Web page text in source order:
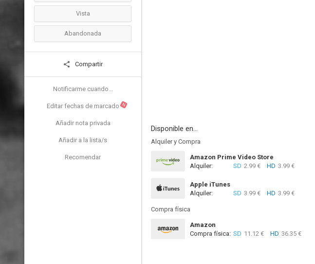
Vista
Abandonada
Compartir
Notificarme cuando...
Editar fechas de marcado N
Añadir nota privada
Añadir a la lista/s
Recomendar
Disponible en...
Alquiler y Compra
Amazon Prime Video Store
Alquiler:
SD 2.99 € HD 3.99 €
Apple iTunes
Alquiler:
SD 3.99 € HD 3.99 €
Compra física
Amazon
Compra física: SD 11.12 € HD 36.35 €